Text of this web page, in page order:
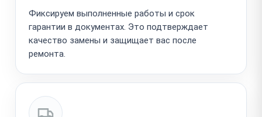
Фиксируем выполненные работы и срок
гарантии в документах. Это подтверждает
качество замены и защищает вас после
ремонта.